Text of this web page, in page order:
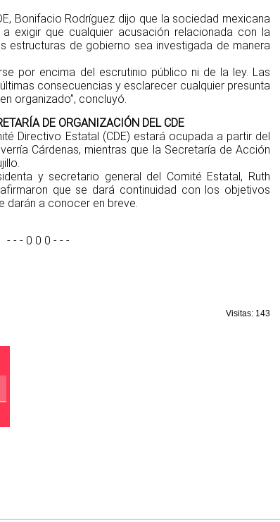
Bonifacio Rodríguez dijo que la sociedad mexicana
exigir que cualquier acusación relacionada con la
estructuras de gobierno sea investigada de manera
por encima del escrutinio público ni de la ley. Las
consecuencias y esclarecer cualquier presunta
organizado”, concluyó.
DE ORGANIZACIÓN DEL CDE
Directivo Estatal (CDE) estará ocupada a partir del
Cárdenas, mientras que la Secretaría de Acción
y secretario general del Comité Estatal, Ruth
que se dará continuidad con los objetivos
darán a conocer en breve.
- - - 0 0 0 - - -
Visitas: 143